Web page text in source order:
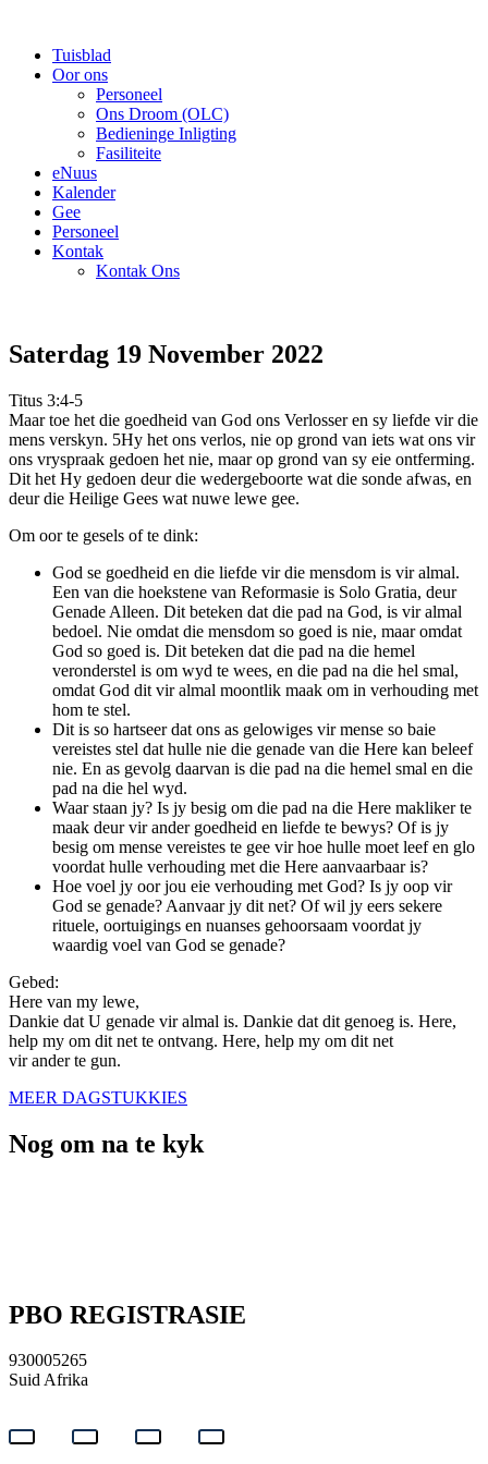
Tuisblad
Oor ons
Personeel
Ons Droom (OLC)
Bedieninge Inligting
Fasiliteite
eNuus
Kalender
Gee
Personeel
Kontak
Kontak Ons
Saterdag 19 November 2022
Titus 3:4-5
Maar toe het die goedheid van God ons Verlosser en sy liefde vir die
mens verskyn. 5Hy het ons verlos, nie op grond van iets wat ons vir
ons vryspraak gedoen het nie, maar op grond van sy eie ontferming.
Dit het Hy gedoen deur die wedergeboorte wat die sonde afwas, en
deur die Heilige Gees wat nuwe lewe gee.
Om oor te gesels of te dink:
God se goedheid en die liefde vir die mensdom is vir almal.
Een van die hoekstene van Reformasie is Solo Gratia, deur
Genade Alleen. Dit beteken dat die pad na God, is vir almal
bedoel. Nie omdat die mensdom so goed is nie, maar omdat
God so goed is. Dit beteken dat die pad na die hemel
veronderstel is om wyd te wees, en die pad na die hel smal,
omdat God dit vir almal moontlik maak om in verhouding met
hom te stel.
Dit is so hartseer dat ons as gelowiges vir mense so baie
vereistes stel dat hulle nie die genade van die Here kan beleef
nie. En as gevolg daarvan is die pad na die hemel smal en die
pad na die hel wyd.
Waar staan jy? Is jy besig om die pad na die Here makliker te
maak deur vir ander goedheid en liefde te bewys? Of is jy
besig om mense vereistes te gee vir hoe hulle moet leef en glo
voordat hulle verhouding met die Here aanvaarbaar is?
Hoe voel jy oor jou eie verhouding met God? Is jy oop vir
God se genade? Aanvaar jy dit net? Of wil jy eers sekere
rituele, oortuigings en nuanses gehoorsaam voordat jy
waardig voel van God se genade?
Gebed:
Here van my lewe,
Dankie dat U genade vir almal is. Dankie dat dit genoeg is. Here,
help my om dit net te ontvang. Here, help my om dit net
vir ander te gun.
MEER DAGSTUKKIES
Nog om na te kyk
PBO REGISTRASIE
930005265
Suid Afrika